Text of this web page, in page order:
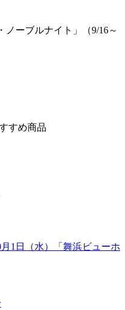
ーブルナイト」（9/16～
すめ商品
1日（水）「舞浜ビューホ